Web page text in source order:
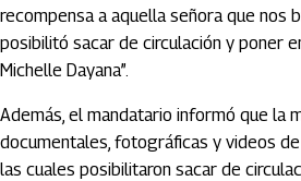
recompensa a aquella señora que nos
posibilitó sacar de circulación y poner
Michelle Dayana”.
Además, el mandatario informó que la
documentales, fotográficas y videos
las cuales posibilitaron sacar de